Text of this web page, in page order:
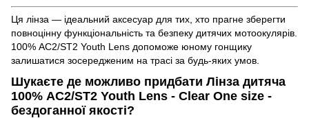
Ця лінза — ідеальний аксесуар для тих, хто прагне зберегти
повноцінну функціональність та безпеку дитячих мотоокулярів.
100% AC2/ST2 Youth Lens допоможе юному гонщику
залишатися зосередженим на трасі за будь-яких умов.
Шукаєте де можливо придбати Лінза дитяча
100% AC2/ST2 Youth Lens - Clear One size -
бездоганної якості?